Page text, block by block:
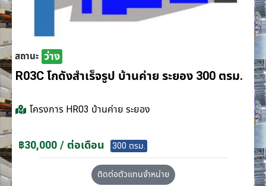
สถานะ ว่าง
R03C โกดังสำเร็จรูป บ้านค่าย ระยอง 300 ตรม.
โครงการ HR03 บ้านค่าย ระยอง
฿30,000 / ต่อเดือน 300 ตรม.
ติดต่อตัวแทนจำหน่าย